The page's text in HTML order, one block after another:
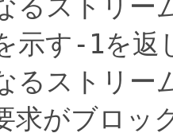
示す -1を返
るストリー
求がブロ